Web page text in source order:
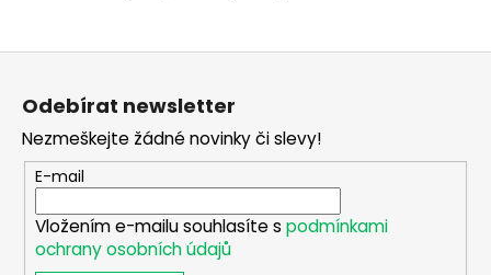
Z
Odebírat newsletter
Nezmeškejte žádné novinky či slevy!
E-mail
Vložením e-mailu souhlasíte s podmínkami
ochrany osobních údajů